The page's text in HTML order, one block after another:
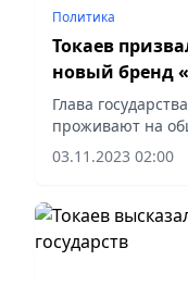
Политика
Токаев
новый бренд
Глава
проживают на
до Балканского
тюркская
03.11.2023 02:00